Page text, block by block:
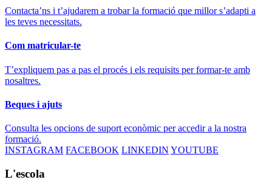
Contacta’ns i t’ajudarem a trobar la formació que millor s’adapti a
les teves necessitats.
Com matricular-te
T’expliquem pas a pas el procés i els requisits per formar-te amb
nosaltres.
Beques i ajuts
Consulta les opcions de suport econòmic per accedir a la nostra
formació.
INSTAGRAM FACEBOOK LINKEDIN YOUTUBE
L'escola